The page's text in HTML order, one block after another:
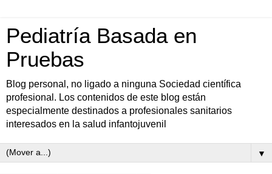
Pediatría Basada en
Pruebas
Blog personal, no ligado a ninguna Sociedad científica
profesional. Los contenidos de este blog están
especialmente destinados a profesionales sanitarios
interesados en la salud infantojuvenil
▼